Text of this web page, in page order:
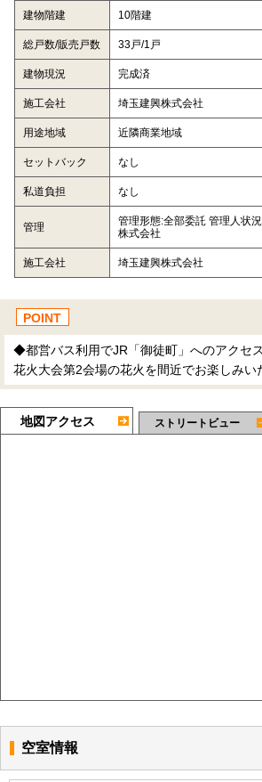
建物階建 10階建
総戸数/販売戸数 33戸/1戸
建物現況 完成済
施工会社 埼玉建興株式会社
用途地域 近隣商業地域
セットバック なし
私道負担 なし
管理
管理形態:全部委託 管理人状
株式会社
施工会社 埼玉建興株式会社
POINT
◆都営バス利用でJR「御徒町」へのアク
花火大会第2会場の花火を間近でお楽しみい
地図アクセス ストリートビュー
空室情報